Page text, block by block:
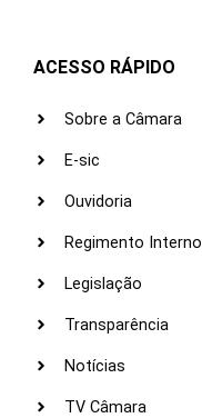
ACESSO RÁPIDO
Sobre a Câmara
E-sic
Ouvidoria
Regimento Interno
Legislação
Transparência
Notícias
TV Câmara